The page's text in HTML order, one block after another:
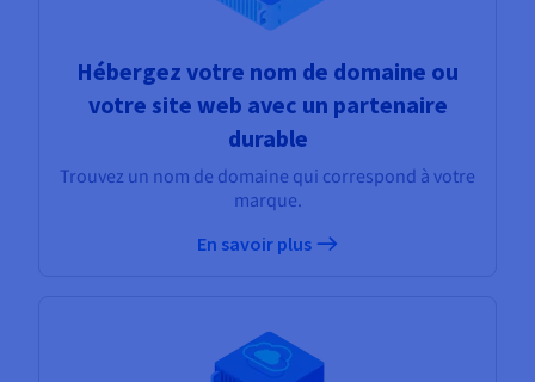
Hébergez votre nom de domaine ou
votre site web avec un partenaire
durable
Trouvez un nom de domaine qui correspond à votre
marque.
En savoir plus